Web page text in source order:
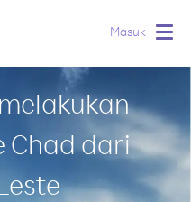
Masuk
Chad dari